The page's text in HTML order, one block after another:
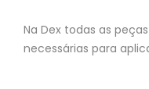
Na Dex todas as
necessárias para